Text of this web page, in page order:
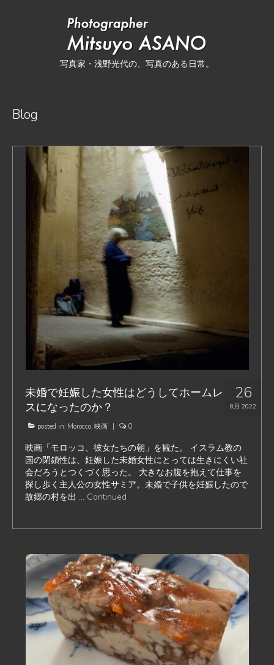
写真家・浅野光代の、写真のある日常。
Blog
26
8月 2022
未婚で妊娠した女性はどうしてホームレ
スになったのか？
posted in: Morocco, 映画 0
映画「モロッコ、彼女たちの朝」を観た。 イスラム教の
国の閉鎖性は、妊娠した未婚女性にとっては生きにくい社
会だろうとつくづく思った。 大きなお腹を抱えて仕事を
探し歩く主人公の女性サミア。未婚で子供を妊娠したので
故郷の村を出 … Continued